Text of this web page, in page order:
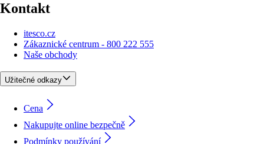
Kontakt
itesco.cz
Zákaznické centrum - 800 222 555
Naše obchody
Užitečné odkazy
Cena
Nakupujte online bezpečně
Podmínky používání